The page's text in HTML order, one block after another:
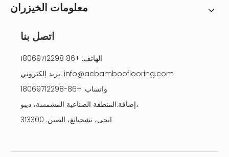
معلومات الخيزران
اتصل بنا
الهاتف: +86 18069712298
بريد إلكتروني: info@acbambooflooring.com
واتساب: +86-18069712298
إضافة:المنطقة الصناعية المشمسة، ديبو،
انجى، تشجيانغ، الصين. 313300